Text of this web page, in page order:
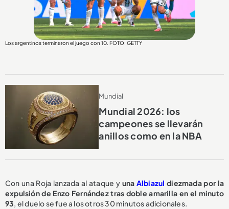
Los argentinos terminaron el juego con 10. FOTO: GETTY
Mundial
Mundial 2026: los
campeones se llevarán
anillos como en la NBA
Con una Roja lanzada al ataque y una Albiazul diezmada por la
expulsión de Enzo Fernández tras doble amarilla en el minuto
93, el duelo se fue a los otros 30 minutos adicionales.